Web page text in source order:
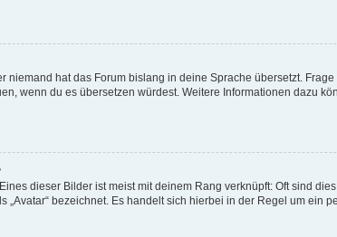
hat das Forum bislang in deine Sprache übersetzt.
wenn du es übersetzen würdest. Weitere Informationen dazu
dieser Bilder ist meist mit deinem Rang verknüpft: Oft sind
bezeichnet. Es handelt sich hierbei in der Regel um ein